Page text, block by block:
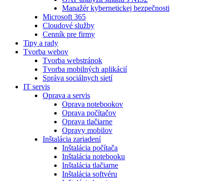
Manažér kybernetickej bezpečnosti
Microsoft 365
Cloudové služby
Cenník pre firmy
Tipy a rady
Tvorba webov
Tvorba webstránok
Tvorba mobilných aplikácií
Správa sociálnych sietí
IT servis
Oprava a servis
Oprava notebookov
Oprava počítačov
Oprava tlačiarne
Opravy mobilov
Inštalácia zariadení
Inštalácia počítača
Inštalácia notebooku
Inštalácia tlačiarne
Inštalácia softvéru